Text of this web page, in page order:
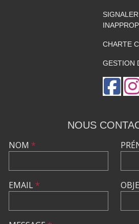
CHARTE
GESTION
NOUS
NOM *
EMAIL*